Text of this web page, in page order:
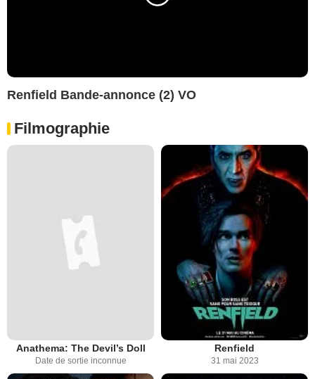
Renfield Bande-annonce (2) VO
Filmographie
Anathema: The Devil’s Doll
Date de sortie inconnue
Renfield
31 mai 2023